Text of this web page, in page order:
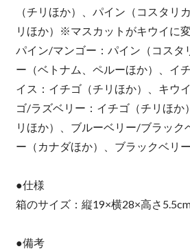
（チリほか）、パイン（コスタリ
リほか）※マスカットがキウイに
パイン/マンゴー：パイン（コスタ
ー（ベトナム、ペルーほか）、イ
イス：イチゴ（チリほか）、キウ
ゴ/ラズベリー：イチゴ（チリほか
リほか）、ブルーベリー/ブラック
ー（カナダほか）、ブラックベリ
●仕様
箱のサイズ：縦19×横28×高さ
●備考